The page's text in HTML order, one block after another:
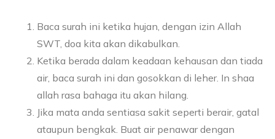
Baca surah ini ketika hujan, dengan izin Allah
SWT, doa kita akan dikabulkan.
Ketika berada dalam keadaan kehausan dan tiada
air, baca surah ini dan gosokkan di leher. In shaa
allah rasa bahaga itu akan hilang.
Jika mata anda sentiasa sakit seperti berair, gatal
ataupun bengkak. Buat air penawar dengan